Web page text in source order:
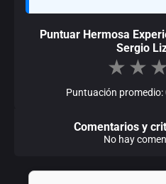
Puntuar Hermosa
Sergio
★ ★
Puntuación promedio:
Comentarios y
No hay